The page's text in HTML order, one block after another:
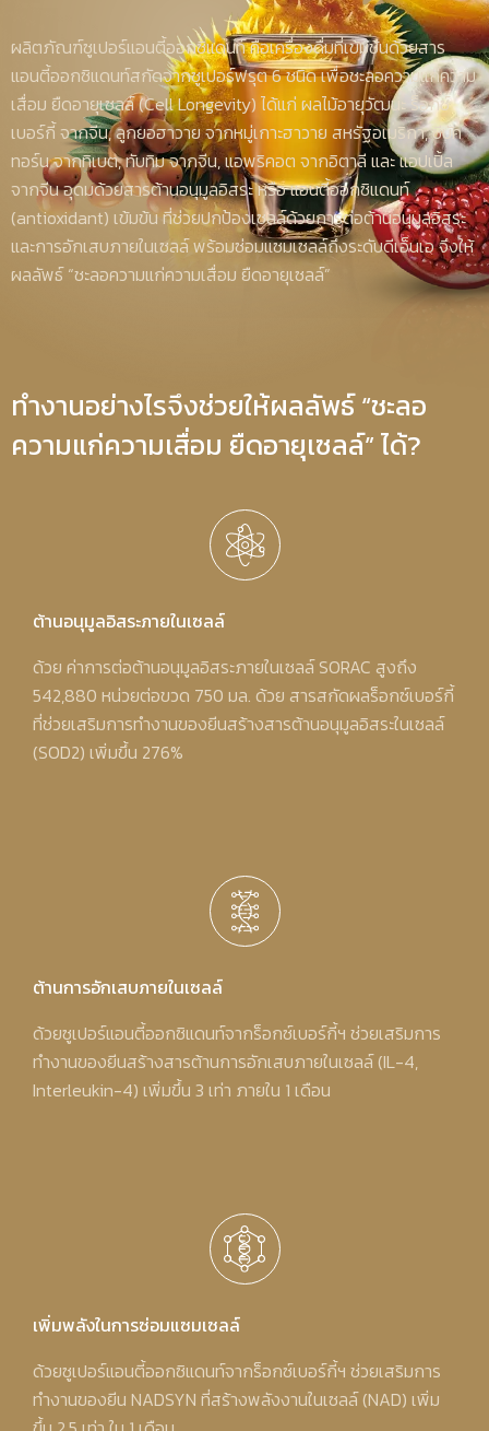
ผลิตภัณฑ์ซูเปอร์แอนตี้ออกซิแดนท์ คือเครื่องดื่มที่เข้มข้นด้วยสาร
แอนตี้ออกซิแดนท์สกัดจากซูเปอร์ฟรุต 6 ชนิด เพื่อชะลอความแก่ความ
เสื่อม ยืดอายุเซลล์ (Cell Longevity) ได้แก่ ผลไม้อายุวัฒนะ ร็อกซ์
เบอร์กี้ จากจีน, ลูกยอฮาวาย จากหมู่เกาะฮาวาย สหรัฐอเมริกา, ซีบัค
ทอร์น จากทิเบต, ทับทิม จากจีน, แอพริคอต จากอิตาลี และ แอปเปิ้ล
จากจีน อุดมด้วยสารต้านอนุมูลอิสระ หรือ แอนตี้ออกซิแดนท์
(antioxidant) เข้มข้น ที่ช่วยปกป้องเซลล์ด้วยการต่อต้านอนุมูลอิสระ
และการอักเสบภายในเซลล์ พร้อมซ่อมแซมเซลล์ถึงระดับดีเอ็นเอ จึงให้
ผลลัพธ์ “ชะลอความแก่ความเสื่อม ยืดอายุเซลล์”
ทำงานอย่างไรจึงช่วยให้ผลลัพธ์ “ชะลอ
ความแก่ความเสื่อม ยืดอายุเซลล์” ได้?
ต้านอนุมูลอิสระภายในเซลล์
ด้วย ค่าการต่อต้านอนุมูลอิสระภายในเซลล์ SORAC สูงถึง
542,880 หน่วยต่อขวด 750 มล. ด้วย สารสกัดผลร็อกซ์เบอร์กี้
ที่ช่วยเสริมการทำงานของยีนสร้างสารต้านอนุมูลอิสระในเซลล์
(SOD2) เพิ่มขึ้น 276%
ต้านการอักเสบภายในเซลล์
ด้วยซูเปอร์แอนตี้ออกซิแดนท์จากร็อกซ์เบอร์กี้ฯ ช่วยเสริมการ
ทำงานของยีนสร้างสารต้านการอักเสบภายในเซลล์ (IL-4,
Interleukin-4) เพิ่มขึ้น 3 เท่า ภายใน 1 เดือน
เพิ่มพลังในการซ่อมแซมเซลล์
ด้วยซูเปอร์แอนตี้ออกซิแดนท์จากร็อกซ์เบอร์กี้ฯ ช่วยเสริมการ
ทำงานของยีน NADSYN ที่สร้างพลังงานในเซลล์ (NAD) เพิ่ม